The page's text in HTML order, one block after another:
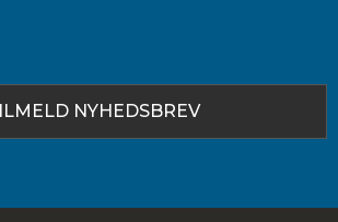
NYHEDSBREV